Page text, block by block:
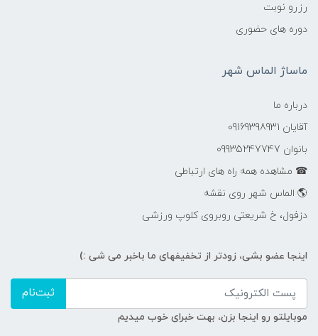
رزرو نوبت
دوره های حضوری
ماساژ الماس شهر
درباره ما
آقایان 09169398931
بانوان 09935247747
☎ مشاهده همه راه های ارتباطی
🌎 الماس شهر روی نقشه
دزفول، خ شریعتی روبروی کلوپ ورزشی
اینجا عضو بشی، زودتر از تخفیفهای ما باخبر می شی :)
ثبت‌نام
موبایلتو رو اینجا بزن، بهت خبرای خوب میدیم